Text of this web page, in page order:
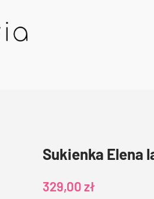
Sukienka Elena
329,00zł